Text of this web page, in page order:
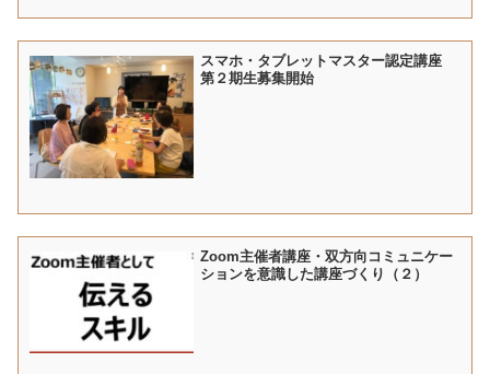
スマホ・タブレットマスター認定講座
第２期生募集開始
Zoom主催者講座・双方向コミュニケー
ションを意識した講座づくり（２）